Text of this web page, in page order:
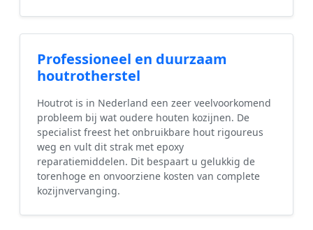
Professioneel en duurzaam
houtrotherstel
Houtrot is in Nederland een zeer veelvoorkomend
probleem bij wat oudere houten kozijnen. De
specialist freest het onbruikbare hout rigoureus
weg en vult dit strak met epoxy
reparatiemiddelen. Dit bespaart u gelukkig de
torenhoge en onvoorziene kosten van complete
kozijnvervanging.